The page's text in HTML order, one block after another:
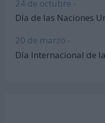
24 de octubre -
Día de las Naciones
20 de marzo -
Día Internacional de